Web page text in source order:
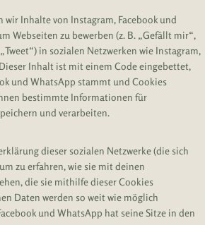
wir Inhalte von Instagram, Facebook und
Webseiten zu bewerben (z. B. „Gefällt mir“,
in sozialen Netzwerken wie Instagram,
Inhalt ist mit einem Code eingebettet,
und WhatsApp stammt und Cookies
bestimmte Informationen für
und verarbeiten.
dieser sozialen Netzwerke (die sich
zu erfahren, wie sie mit deinen
die sie mithilfe dieser Cookies
Daten werden so weit wie möglich
und WhatsApp hat seine Sitze in den